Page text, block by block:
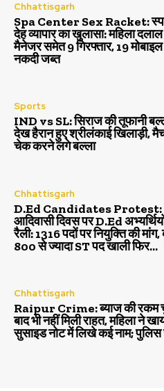
Chhattisgarh
Spa Center Sex Racket:
देह व्यापार का खुलासा: महिला
मैनेजर समेत 9 गिरफ्तार, 19
नकदी जब्त
Sports
IND vs SL: सिराज की तूफानी
देख हैरान हुए श्रीलंकाई खिलाड़ी,
चेक करने लगे बल्ला
Chhattisgarh
D.Ed Candidates Protest:
आदिवासी दिवस पर D.Ed
रैली: 1316 पदों पर नियुक्ति की मांग,
800 से ज्यादा ST पद खाली फिर...
Chhattisgarh
Raipur Crime: ब्याज की रकम
बाद भी नहीं मिली राहत, महिला ने
सुसाइड नोट में लिखे कई नाम;